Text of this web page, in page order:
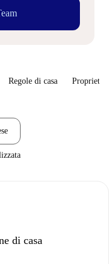
Regole di casa
di casa